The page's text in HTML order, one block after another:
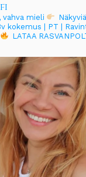
vahva mieli
kokemus | PT |
LATAA